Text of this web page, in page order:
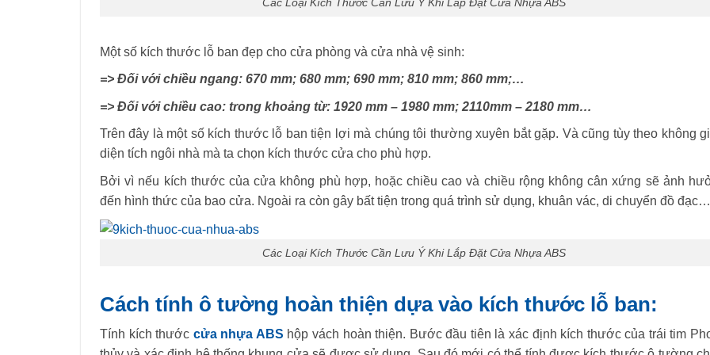
Một số kích thước lỗ ban đẹp cho cửa phòng và cửa nhà vệ sinh:
=> Đối với chiều ngang: 670 mm; 680 mm; 690 mm; 810 mm; 860 mm;…
=> Đối với chiều cao: trong khoảng từ: 1920 mm – 1980 mm; 2110mm – 2180 mm…
Trên đây là một số kích thước lỗ ban tiện lợi mà chúng tôi thường xuyên bắt gặp. Và cũng tùy theo không
diện tích ngôi nhà mà ta chọn kích thước cửa cho phù hợp.
Bởi vì nếu kích thước của cửa không phù hợp, hoặc chiều cao và chiều rộng không cân xứng sẽ ảnh
đến hình thức của bao cửa. Ngoài ra còn gây bất tiện trong quá trình sử dụng, khuân vác, di chuyển đồ đạc…
Các Loại Kích Thước Cần Lưu Ý Khi Lắp Đặt Cửa Nhựa ABS
Cách tính ô tường hoàn thiện dựa vào kích thước lỗ ban:
Tính kích thước cửa nhựa ABS hộp vách hoàn thiện. Bước đầu tiên là xác định kích thước của trái tim